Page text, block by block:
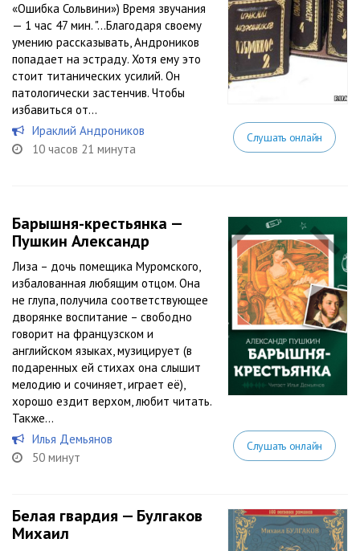
«Ошибка Сольвини») Время звучания
— 1 час 47 мин. "…Благодаря своему
умению рассказывать, Андроников
попадает на эстраду. Хотя ему это
стоит титанических усилий. Он
патологически застенчив. Чтобы
избавиться от...
Ираклий Андроников
10 часов 21 минута
Слушать онлайн
Барышня-крестьянка —
Пушкин Александр
Лиза – дочь помещика Муромского,
избалованная любящим отцом. Она
не глупа, получила соответствующее
дворянке воспитание – свободно
говорит на французском и
английском языках, музицирует (в
подаренных ей стихах она слышит
мелодию и сочиняет, играет её),
хорошо ездит верхом, любит читать.
Также...
Илья Демьянов
50 минут
Слушать онлайн
Белая гвардия — Булгаков
Михаил